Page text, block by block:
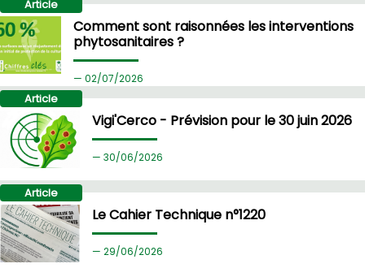
Article
Comment sont raisonnées les interventions
phytosanitaires ?
02/07/2026
Article
Vigi'Cerco - Prévision pour le 30 juin 2026
30/06/2026
Article
Le Cahier Technique n°1220
29/06/2026